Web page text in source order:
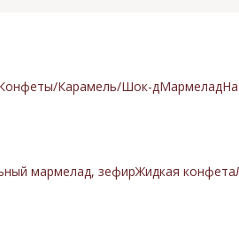
Карамель/Шок-дМармелад
мармелад, зефирЖидкая конфета